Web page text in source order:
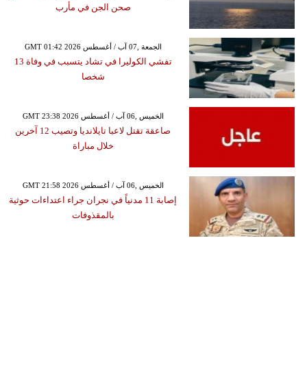
صحن الجن في مأرب
GMT 01:42 2026 الجمعة ,07 آب / أغسطس
تفشي الكوليرا في تشاد يتسبب في وفاة 13
شخصا
GMT 23:38 2026 الخميس ,06 آب / أغسطس
صاعقة تقتل لاعبا تايلانديا وتصيب 12 آخرين
خلال مباراة
GMT 21:58 2026 الخميس ,06 آب / أغسطس
إصابة 11 مدنياً في نجران جراء اعتداءات حوثية
بالمقذوفات